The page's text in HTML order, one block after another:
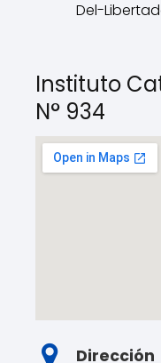
Del-
Instituto
N° 934
Dirección